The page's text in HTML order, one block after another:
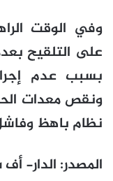
وفي الوقت
على التلقيح
بسبب عدم
ونقص معدات
نظام باهظ
المصدر: الدار-